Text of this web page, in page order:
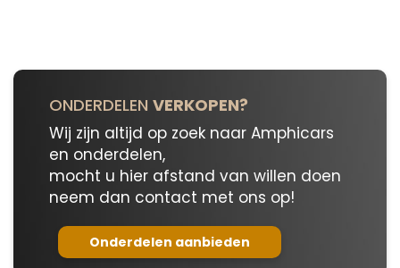
ONDERDELEN VERKOPEN?
Wij zijn altijd op zoek naar Amphicars
en onderdelen,
mocht u hier afstand van willen doen
neem dan contact met ons op!
Onderdelen aanbieden